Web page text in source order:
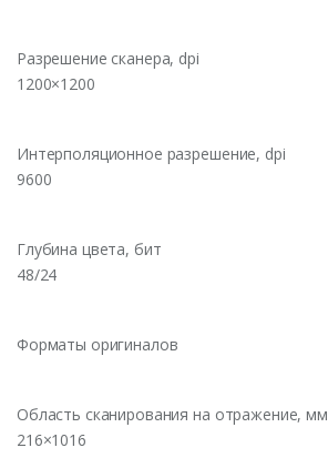
Разрешение сканера, dpi
1200×1200
Интерполяционное разрешение, dpi
9600
Глубина цвета, бит
48/24
Форматы оригиналов
Область сканирования на отражение, мм
216×1016